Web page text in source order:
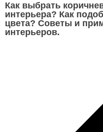
Как выбрать
интерьера? Как
цвета? Советы и
интерьеров.